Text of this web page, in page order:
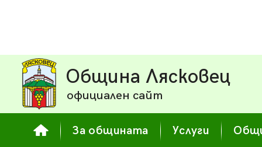
Община Лясковец
официален сайт
За общината Услуги